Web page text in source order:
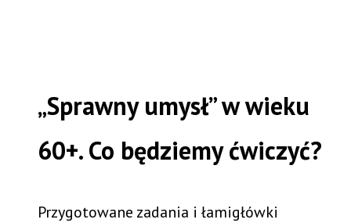
„Sprawny umysł” w wieku
60+. Co będziemy ćwiczyć?
Przygotowane zadania i łamigłówki